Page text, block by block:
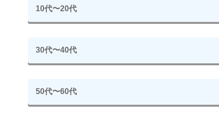
10代〜20代
30代〜40代
50代〜60代